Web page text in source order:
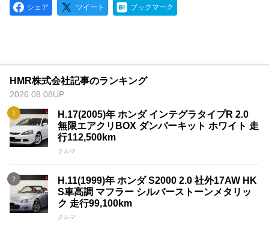
シェア ツイート ブックマーク
HMR株式会社記事のランキング
2026.08.08UP
H.17(2005)年 ホンダ インテグラタイプR 2.0
無限エアクリBOX ダンパーキット ホワイト 走
行112,500km
クルマ
H.11(1999)年 ホンダ S2000 2.0 社外17AW HK
S車高調 マフラー シルバーストーンメタリッ
ク 走行99,100km
クルマ